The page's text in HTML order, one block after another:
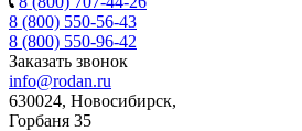
8 (800) 550-56-43
8 (800) 550-96-42
Заказать звонок
info@rodan.ru
630024, Новосибирск,
Горбаня 35